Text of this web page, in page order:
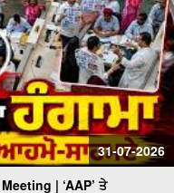
31-07-2026
| ‘AAP’ ਤੇ